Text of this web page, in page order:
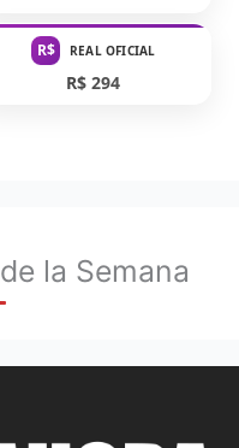
R$ REAL OFICIAL
R$ 294
la Semana